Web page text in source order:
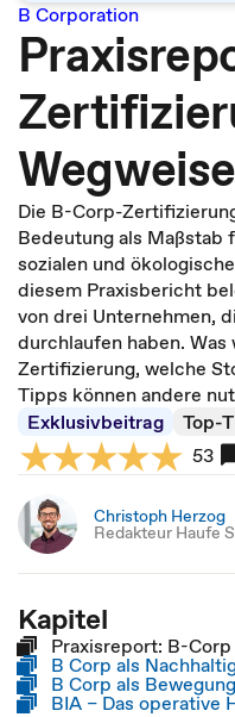
B Corporation
Die B-Corp-
Bedeutung als Maßstab
sozialen und
diesem Praxisbericht
von drei Unternehmen,
durchlaufen haben.
Zertifizierung, welche
Tipps können andere
Exklusivbeitrag
Top-
53
Christoph Herzog
Redakteur Haufe
Kapitel
Praxisreport: B-
B Corp als
B Corp als
BIA – Das operative